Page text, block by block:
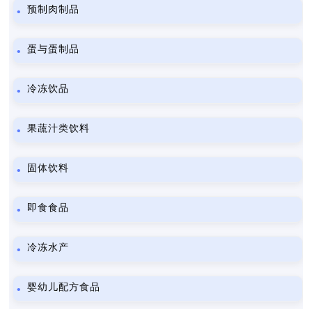
预制肉制品
蛋与蛋制品
冷冻饮品
果蔬汁类饮料
固体饮料
即食食品
冷冻水产
婴幼儿配方食品